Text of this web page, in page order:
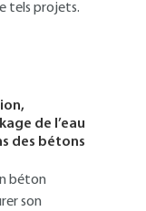
tels projets.
de l’eau
des bétons
béton
son